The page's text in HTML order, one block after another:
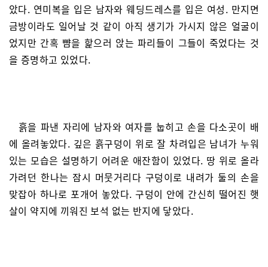
았다. 연미복을 입은 남자와 웨딩드레스를 입은 여성. 만지면
금방이라도 일어날 것 같이 아직 생기가 가시지 않은 얼굴이
었지만 간혹 뺨을 핥으러 앉는 파리들이 그들이 죽었다는 것
을 증명하고 있었다.
흙을 파낸 자리에 남자와 여자를 눕히고 손을 다소곳이 배
에 올려놓았다. 깊은 흙구덩이 위로 잘 차려입은 남녀가 누워
있는 모습은 설명하기 어려운 애잔함이 있었다. 땅 위로 올라
가려던 한나는 잠시 머뭇거리다 구덩이로 내려가 둘의 손을
맞잡아 하나로 포개어 놓았다. 구덩이 안에 간신히 떨어진 햇
살이 약지에 끼워진 보석 없는 반지에 닿았다.